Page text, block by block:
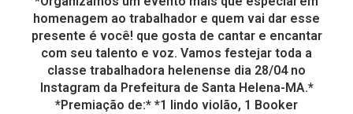
homenagem ao trabalhador e quem vai dar esse
presente é você! que gosta de cantar e encantar
com seu talento e voz. Vamos festejar toda a
classe trabalhadora helenense dia 28/04 no
Instagram da Prefeitura de Santa Helena-MA.*
*Premiação de:* *1 lindo violão, 1 Booker